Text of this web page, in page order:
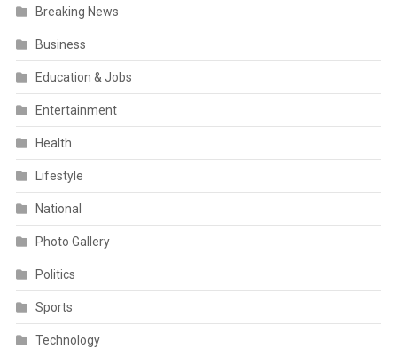
Breaking News
Business
Education & Jobs
Entertainment
Health
Lifestyle
National
Photo Gallery
Politics
Sports
Technology